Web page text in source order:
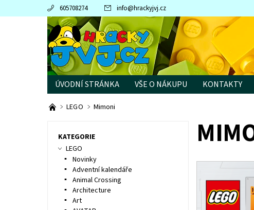
605708274 info@hrackyjvj.cz
ÚVODNÍ STRÁNKA VŠE O NÁKUPU KONTAKTY
PRODÁVANÉ ZNAČKY
LEGO Mimoni
KATEGORIE
LEGO
Novinky
Adventní kalendáře
Animal Crossing
Architecture
Art